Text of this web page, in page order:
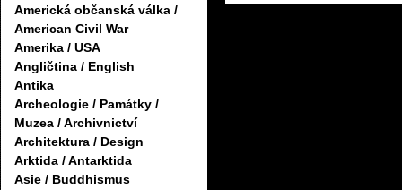
Americká občanská válka /
American Civil War
Amerika / USA
Angličtina / English
Antika
Archeologie / Památky /
Muzea / Archivnictví
Architektura / Design
Arktida / Antarktida
Asie / Buddhismus